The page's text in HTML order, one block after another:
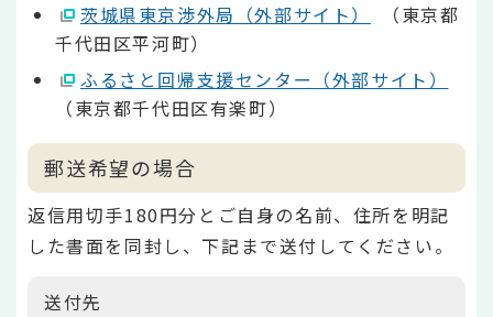
茨城県東京渉外局（外部サイト）
（東京都
千代田区平河町）
ふるさと回帰支援センター（外部サイト）
（東京都千代田区有楽町）
郵送希望の場合
返信用切手180円分とご自身の名前、住所を明記
した書面を同封し、下記まで送付してください。
送付先